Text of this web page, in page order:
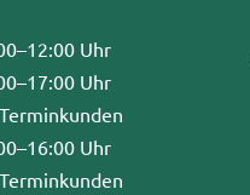
Uhr
Uhr
Uhr